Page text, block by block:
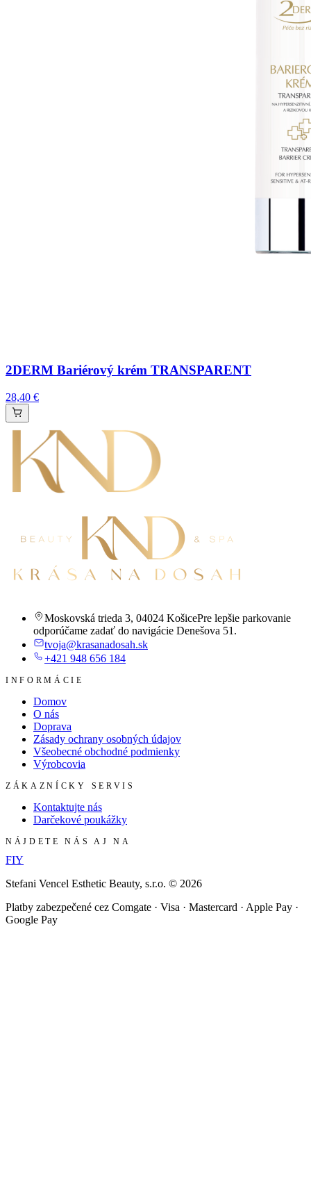
2DERM Bariérový krém TRANSPARENT
28,40 €
Moskovská trieda 3, 04024 KošicePre lepšie parkovanie
odporúčame zadať do navigácie Denešova 51.
tvoja@krasanadosah.sk
+421 948 656 184
INFORMÁCIE
Domov
O nás
Doprava
Zásady ochrany osobných údajov
Všeobecné obchodné podmienky
Výrobcovia
ZÁKAZNÍCKY SERVIS
Kontaktujte nás
Darčekové poukážky
NÁJDETE NÁS AJ NA
FIY
Stefani Vencel Esthetic Beauty, s.r.o. © 2026
Platby zabezpečené cez Comgate · Visa · Mastercard · Apple Pay ·
Google Pay